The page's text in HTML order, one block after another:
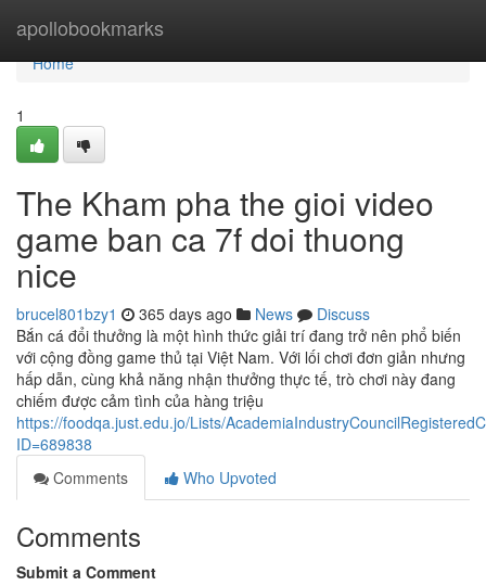
apollobookmarks
Home
Home
1
The Kham pha the gioi video
game ban ca 7f doi thuong
nice
brucel801bzy1 365 days ago News
Discuss
Bắn cá đổi thưởng là một hình thức giải trí đang trở nên phổ biến
với cộng đồng game thủ tại Việt Nam. Với lối chơi đơn giản nhưng
hấp dẫn, cùng khả năng nhận thưởng thực tế, trò chơi này đang
chiếm được cảm tình của hàng triệu
https://foodqa.just.edu.jo/Lists/
ID=689838
Comments
Who Upvoted
Comments
Submit a Comment